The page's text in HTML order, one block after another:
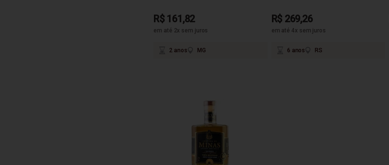
R$ 161,82
em até 2x sem juros
2 anos MG
R$ 269,26
em até 4x sem juros
6 anos RS